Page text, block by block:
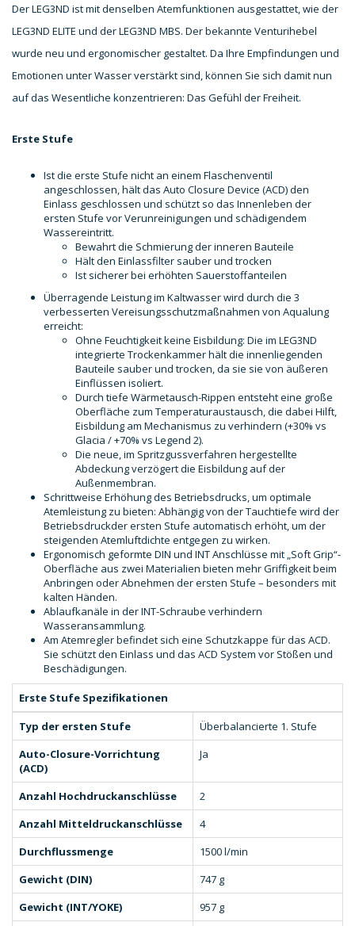
Der LEG3ND ist mit denselben Atemfunktionen ausgestattet, wie der
LEG3ND ELITE und der LEG3ND MBS. Der bekannte Venturihebel
wurde neu und ergonomischer gestaltet. Da Ihre Empfindungen und
Emotionen unter Wasser verstärkt sind, können Sie sich damit nun
auf das Wesentliche konzentrieren: Das Gefühl der Freiheit.
Erste Stufe
Ist die erste Stufe nicht an einem Flaschenventil
angeschlossen, hält das Auto Closure Device (ACD) den
Einlass geschlossen und schützt so das Innenleben der
ersten Stufe vor Verunreinigungen und schädigendem
Wassereintritt.
Bewahrt die Schmierung der inneren Bauteile
Hält den Einlassfilter sauber und trocken
Ist sicherer bei erhöhten Sauerstoffanteilen
Überragende Leistung im Kaltwasser wird durch die 3
verbesserten Vereisungsschutzmaßnahmen von Aqualung
erreicht:
Ohne Feuchtigkeit keine Eisbildung: Die im LEG3ND
integrierte Trockenkammer hält die innenliegenden
Bauteile sauber und trocken, da sie sie von äußeren
Einflüssen isoliert.
Durch tiefe Wärmetausch-Rippen entsteht eine große
Oberfläche zum Temperaturaustausch, die dabei Hilft,
Eisbildung am Mechanismus zu verhindern (+30% vs
Glacia / +70% vs Legend 2).
Die neue, im Spritzgussverfahren hergestellte
Abdeckung verzögert die Eisbildung auf der
Außenmembran.
Schrittweise Erhöhung des Betriebsdrucks, um optimale
Atemleistung zu bieten: Abhängig von der Tauchtiefe wird der
Betriebsdruckder ersten Stufe automatisch erhöht, um der
steigenden Atemluftdichte entgegen zu wirken.
Ergonomisch geformte DIN und INT Anschlüsse mit „Soft Grip“-
Oberfläche aus zwei Materialien bieten mehr Griffigkeit beim
Anbringen oder Abnehmen der ersten Stufe – besonders mit
kalten Händen.
Ablaufkanäle in der INT-Schraube verhindern
Wasseransammlung.
Am Atemregler befindet sich eine Schutzkappe für das ACD.
Sie schützt den Einlass und das ACD System vor Stößen und
Beschädigungen.
Erste Stufe Spezifikationen
Typ der ersten Stufe
Überbalancierte 1. Stufe
Auto-Closure-Vorrichtung
(ACD)
Ja
Anzahl Hochdruckanschlüsse
2
Anzahl Mitteldruckanschlüsse
4
Durchflussmenge
1500 l/min
Gewicht (DIN)
747 g
Gewicht (INT/YOKE)
957 g